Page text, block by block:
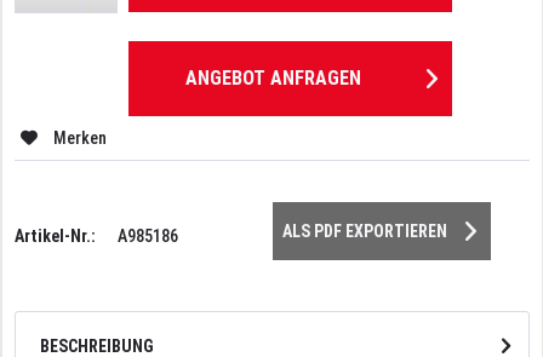
ANGEBOT ANFRAGEN
Merken
Artikel-Nr.: A985186 ALS PDF EXPORTIEREN
BESCHREIBUNG